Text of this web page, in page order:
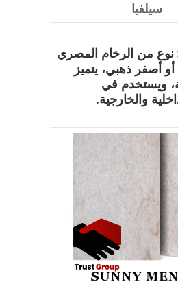
سيلفيا
نوع من الرخام المصري
أصفر ذهبي، يتميز
ويستخدم في
والخارجية.